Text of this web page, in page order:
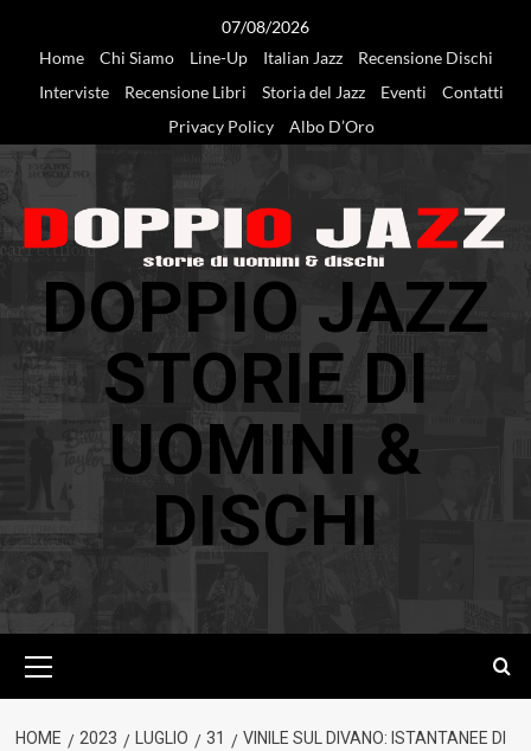
07/08/2026
Home
Chi Siamo Line-Up Italian Jazz
Recensione Dischi
Interviste
Recensione Libri Storia del Jazz Eventi
Contatti
Privacy Policy
Albo D’Oro
DOPPIO JAZZ
STORIE DI
UOMINI &
DISCHI
principale
HOME 2023 LUGLIO 31
VINILE SUL DIVANO: ISTANTANEE DI